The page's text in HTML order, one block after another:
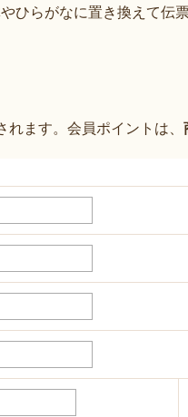
ひらがなに置き換えて伝
れます。会員ポイントは、